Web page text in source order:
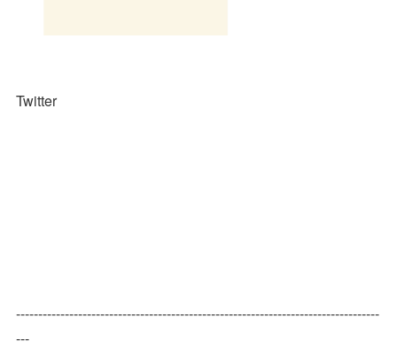
Twitter
----------------------------------------------------------------------------------
---